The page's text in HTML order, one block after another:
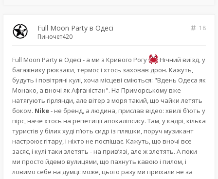
Full Moon Party в Одесі
18
Пиночет420
Full Moon Party в Одесі - а ми з Кривого Рогу
Нічний виїзд, у
багажнику рюкзаки, термос і хтось заховав дрон. Кажуть,
будуть і повітряні кулі, хоча місцеві сміються: "Вдень Одеса як
Монако, а вночі як Афганістан". На Приморському вже
натягують гірлянди, але вітер з моря такий, що чайки летять
боком. Nike- не бренд, а людина, прислав відео: хвилі б’ють у
пірс, наче хтось на репетиції апокаліпсису. Там, у кадрі, кілька
туристів у білих худі п’ють сидр із пляшки, поруч музикант
настроює гітару, і ніхто не поспішає. Кажуть, що вночі все
засяє, і кулі таки злетять - на прив’язі, але ж злетять. А поки
ми просто йдемо вулицями, що пахнуть кавою і пилом, і
ловимо себе на думці: може, цього разу ми приїхали не за